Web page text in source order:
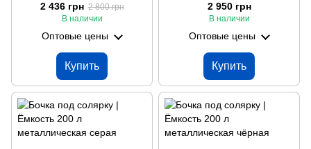
2 436 грн 2 800 грн
В наличии
Оптовые цены
Купить
2 950 грн
В наличии
Оптовые цены
Купить